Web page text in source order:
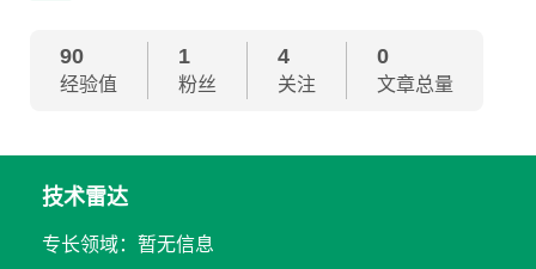
90
经验值
1
粉丝
4
关注
0
文章总量
技术雷达
专长领域：暂无信息